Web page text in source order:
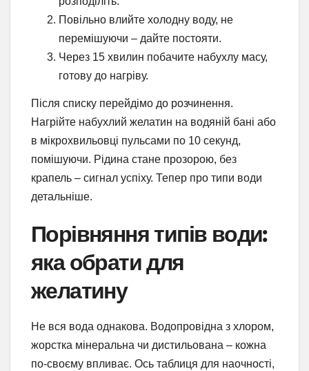
Повільно влийте холодну воду, не
перемішуючи – дайте постояти.
Через 15 хвилин побачите набухлу масу,
готову до нагріву.
Після списку перейдімо до розчинення.
Нагрійте набухлий желатин на водяній бані або
в мікрохвильовці пульсами по 10 секунд,
помішуючи. Рідина стане прозорою, без
крапель – сигнал успіху. Тепер про типи води
детальніше.
Порівняння типів води:
яка обрати для
желатину
Не вся вода однакова. Водопровідна з хлором,
жорстка мінеральна чи дистильована – кожна
по-своєму впливає. Ось таблиця для наочності,